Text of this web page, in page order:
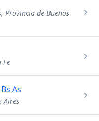
Provincia de Buenos
Fe
As
Aires